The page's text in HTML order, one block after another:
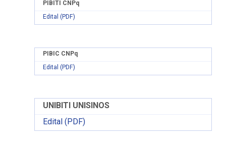
PIBITI CNPq
Edital (PDF)
PIBIC CNPq
Edital (PDF)
UNIBITI UNISINOS
Edital (PDF)